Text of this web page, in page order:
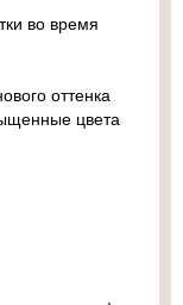
во время
оттенка
цвета